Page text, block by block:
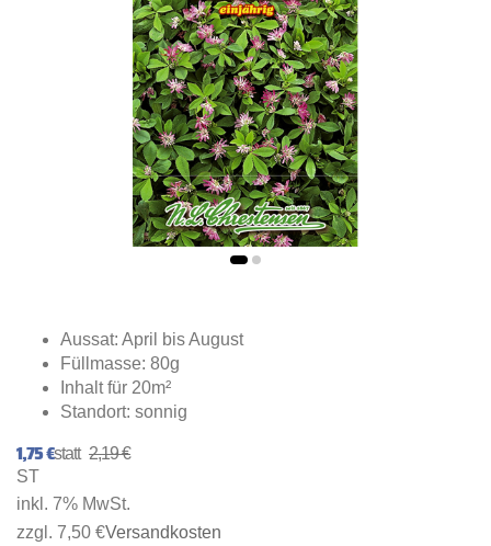
Aussat: April bis August
Füllmasse: 80g
Inhalt für 20m²
Standort: sonnig
2,19 €
1,75 €
ST
inkl. 7% MwSt.
zzgl. 7,50 €Versandkosten